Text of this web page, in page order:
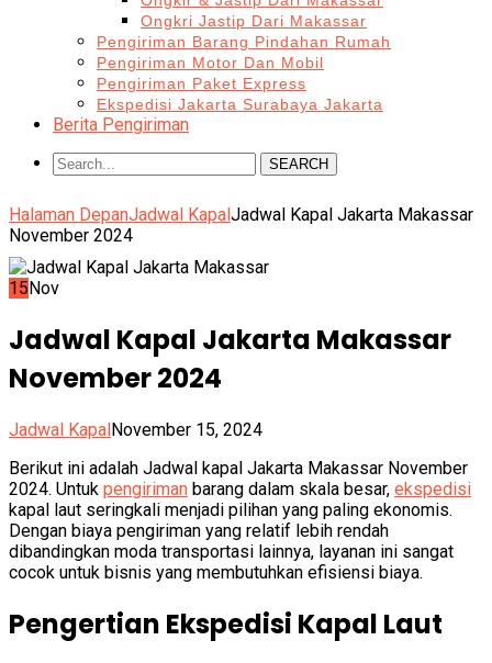
Ongkri Jastip Dari Makassar
Pengiriman Barang Pindahan Rumah
Pengiriman Motor Dan Mobil
Pengiriman Paket Express
Ekspedisi Jakarta Surabaya Jakarta
Berita Pengiriman
SEARCH
Halaman DepanJadwal KapalJadwal Kapal Jakarta Makassar
November 2024
15Nov
Jadwal Kapal Jakarta Makassar
November 2024
Jadwal KapalNovember 15, 2024
Berikut ini adalah Jadwal kapal Jakarta Makassar November
2024. Untuk pengiriman barang dalam skala besar, ekspedisi
kapal laut seringkali menjadi pilihan yang paling ekonomis.
Dengan biaya pengiriman yang relatif lebih rendah
dibandingkan moda transportasi lainnya, layanan ini sangat
cocok untuk bisnis yang membutuhkan efisiensi biaya.
Pengertian Ekspedisi Kapal Laut